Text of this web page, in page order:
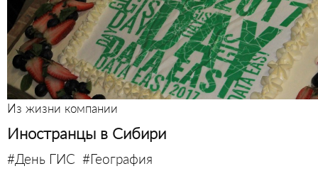
Из жизни компании
Иностранцы в Сибири
#День ГИС #География